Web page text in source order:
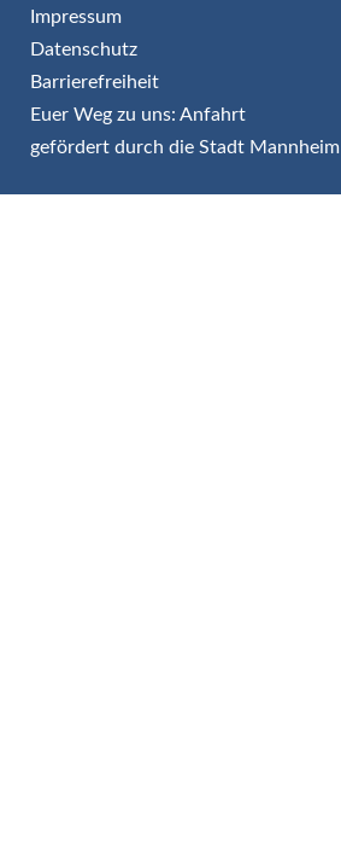
Impressum
Datenschutz
Barrierefreiheit
Euer Weg zu uns: Anfahrt
gefördert durch die Stadt Mannheim